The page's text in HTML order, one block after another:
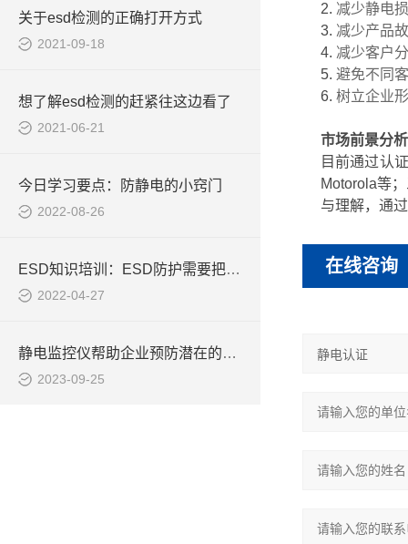
关于esd检测的正确打开方式
2021-09-18
想了解esd检测的赶紧往这边看了
2021-06-21
今日学习要点：防静电的小窍门
2022-08-26
ESD知识培训：ESD防护需要把握好四大原则
2022-04-27
静电监控仪帮助企业预防潜在的设备故障和事故
2023-09-25
2. 减少静电
3. 减少产品
4. 减少客户
5. 避免不同
6. 树立企业
市场前景分
目前通过认
Motorola等
与理解，通
在线咨询